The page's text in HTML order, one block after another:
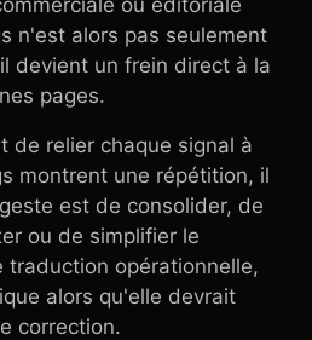
ou éditoriale
n'est alors pas seulement
devient un frein direct à la
pages.
de relier chaque signal à
montrent une répétition, il
est de consolider, de
ou de simplifier le
traduction opérationnelle,
alors qu'elle devrait
correction.